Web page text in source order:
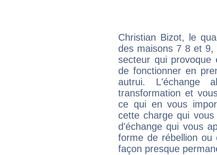
Christian Bizot, le
des maisons 7 8 et
secteur qui provoque
de fonctionner en
autrui. L'échange
transformation et
ce qui en vous
cette charge qui
d'échange qui vous
forme de rébellion ou
façon presque